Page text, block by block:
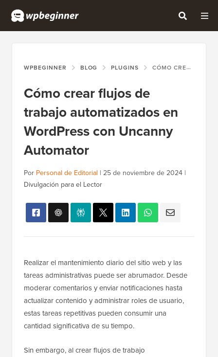
WPBEGINNER BLOG PLUGINS CÓMO CREAR FLUJOS DE TRABAJO AUTOMATIZADOS EN WORDPRESS CON UNCANNY AUTOMATOR
Cómo crear flujos de
trabajo automatizados en
WordPress con Uncanny
Automator
Por Personal de Editorial | 25 de noviembre de 2024 |
Divulgación para el Lector
Realizar el mantenimiento diario del sitio web y las
tareas administrativas puede ser abrumador. Desde
moderar comentarios y enviar notificaciones hasta
actualizar contenido y administrar roles de usuario,
estas tareas repetitivas pueden consumir una
cantidad significativa de su tiempo.
Sin embargo, al crear flujos de trabajo